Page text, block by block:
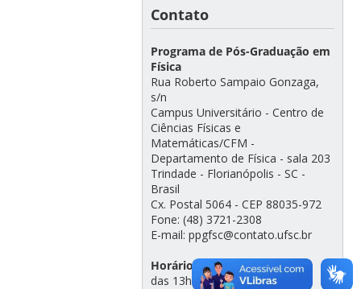
Contato
Programa de Pós-Graduação em
Física
Rua Roberto Sampaio Gonzaga,
s/n
Campus Universitário - Centro de
Ciências Físicas e
Matemáticas/CFM -
Departamento de Física - sala 203
Trindade - Florianópolis - SC -
Brasil
Cx. Postal 5064 - CEP 88035-972
Fone: (48) 3721-2308
E-mail: ppgfsc@contato.ufsc.br
Horário de atendimento:
das 13h e às 19h